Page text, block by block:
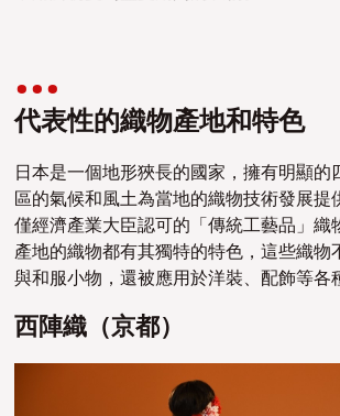
代表性的織物產地和特色
日本是一個地形狹長的國家，擁有明顯的
區的氣候和風土為當地的織物技術發展提
僅經濟產業大臣認可的「傳統工藝品」織
產地的織物都有其獨特的特色，這些織物
與和服小物，還被應用於洋裝、配飾等各
西陣織（京都）